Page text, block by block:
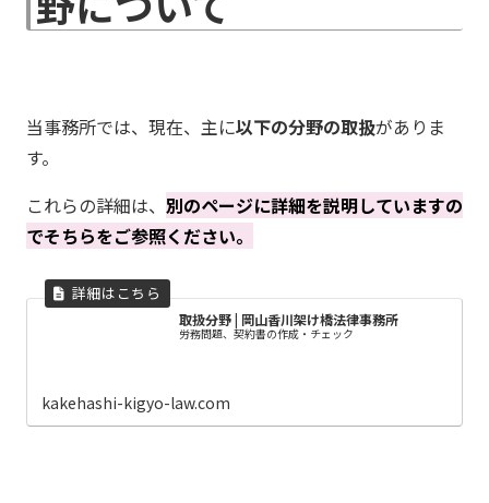
当事務所では、現在、主に以下の分野の取扱がありま
す。
これらの詳細は、 別のページに詳細を説明していますの
でそちらをご参照ください。
取扱分野 | 岡山香川架け橋法律事務所
労務問題、契約書の作成・チェック
kakehashi-kigyo-law.com